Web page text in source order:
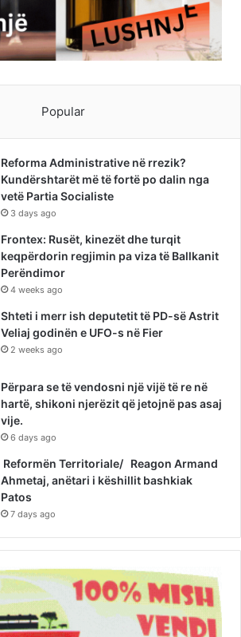
Popular
Reforma Administrative në rrezik?
Kundërshtarët më të fortë po dalin nga
vetë Partia Socialiste
3 days ago
Frontex: Rusët, kinezët dhe turqit
keqpërdorin regjimin pa viza të Ballkanit
Perëndimor
4 weeks ago
Shteti i merr ish deputetit të PD-së Astrit
Veliaj godinën e UFO-s në Fier
2 weeks ago
Përpara se të vendosni një vijë të re në
hartë, shikoni njerëzit që jetojnë pas asaj
vije.
6 days ago
Reformën Territoriale/ Reagon Armand
Ahmetaj, anëtari i këshillit bashkiak
Patos
7 days ago